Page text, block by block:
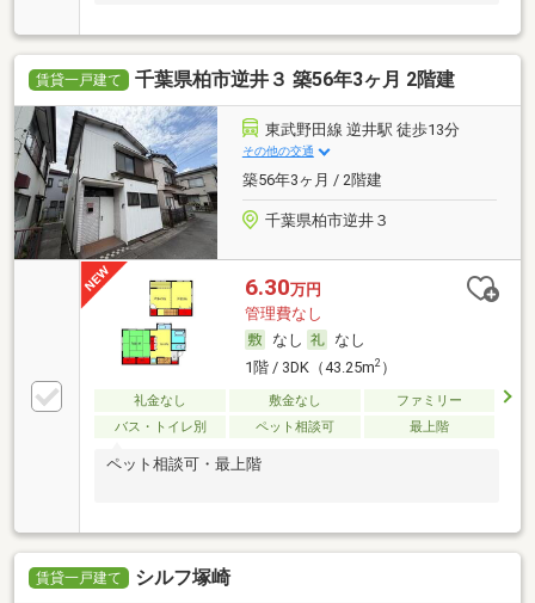
賃貸一戸建て 千葉県柏市逆井３ 築56年3ヶ月 2階建
東武野田線 逆井駅 徒歩13分
その他の交通
築56年3ヶ月 / 2階建
千葉県柏市逆井３
6.30万円
管理費なし
なし
なし
1階 / 3DK（43.25m2）
礼金なし 敷金なし
ファミリー
バス・トイレ別
ペット相談可 最上階
ペット相談可・最上階
賃貸一戸建て シルフ塚崎